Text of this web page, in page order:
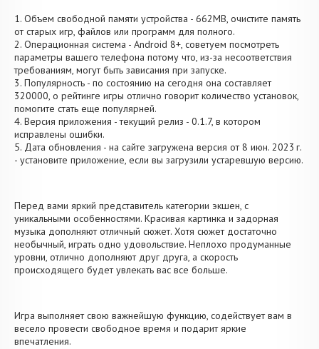
1. Объем свободной памяти устройства - 662MB, очистите память
от старых игр, файлов или программ для полного.
2. Операционная система - Android 8+, советуем посмотреть
параметры вашего телефона потому что, из-за несоответствия
требованиям, могут быть зависания при запуске.
3. Популярность - по состоянию на сегодня она составляет
320000, о рейтинге игры отлично говорит количество установок,
помогите стать еще популярней.
4. Версия приложения - текущий релиз - 0.1.7, в котором
исправлены ошибки.
5. Дата обновления - на сайте загружена версия от 8 июн. 2023 г.
- установите приложение, если вы загрузили устаревшую версию.
Перед вами яркий представитель категории экшен, с
уникальными особенностями. Красивая картинка и задорная
музыка дополняют отличный сюжет. Хотя сюжет достаточно
необычный, играть одно удовольствие. Неплохо продуманные
уровни, отлично дополняют друг друга, а скорость
происходящего будет увлекать вас все больше.
Игра выполняет свою важнейшую функцию, содействует вам в
весело провести свободное время и подарит яркие
впечатления.